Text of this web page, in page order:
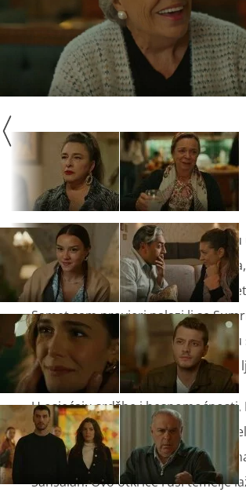
Hikmet otkriva veliki portret Sumru
Tahsinovoj spavaćoj sobi.
se osvetiti. Odmah sve ispriča
Samet sam provjeri nalazi li se
tamo gdje ne bi smio i otkriva jednu
drugu sliku, Hikmet spočita njezinu
U osjećaju srdžbe i bespomoćnosti,
cijeloj obitelji priopći da su Nuh i
Sumrina djeca, što izaziva šok u
Šansalan. Ovo otkriće ruši temelje